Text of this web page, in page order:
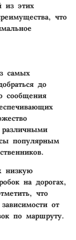
из этих
что
самых
до
сообщения
популярным
низкую
на дорогах,
что
от
по маршруту.